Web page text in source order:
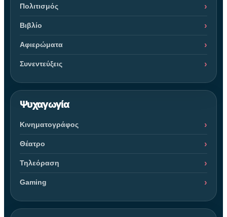
Πολιτισμός
Βιβλίο
Αφιερώματα
Συνεντεύξεις
Ψυχαγωγία
Κινηματογράφος
Θέατρο
Τηλεόραση
Gaming